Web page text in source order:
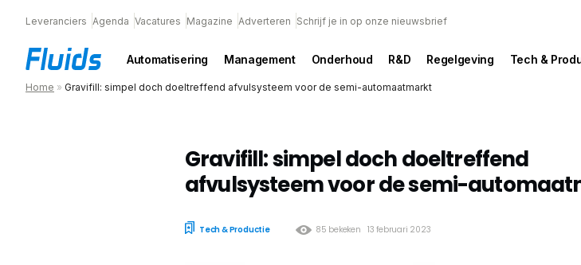
Leveranciers Agenda Vacatures Magazine Adverteren Schrijf je in op onze nieuwsbrief
Automatisering Management Onderhoud R&D Regelgeving Tech &
Home » Gravifill: simpel doch doeltreffend afvulsysteem voor de semi-automaatmarkt
Gravifill: simpel doch doeltreffend
afvulsysteem voor de semi-
Tech & Productie 85 bekeken 13 februari 2023